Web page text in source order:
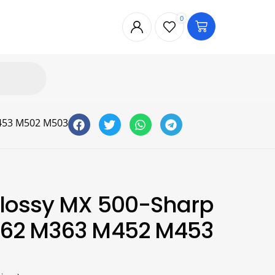
0
M502 M503
MX 500-Sharp
M363 M452 M453